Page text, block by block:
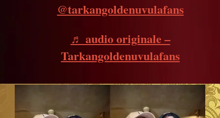
@tarkangoldenuvulafans
♬ audio originale –
Tarkangoldenuvulafans